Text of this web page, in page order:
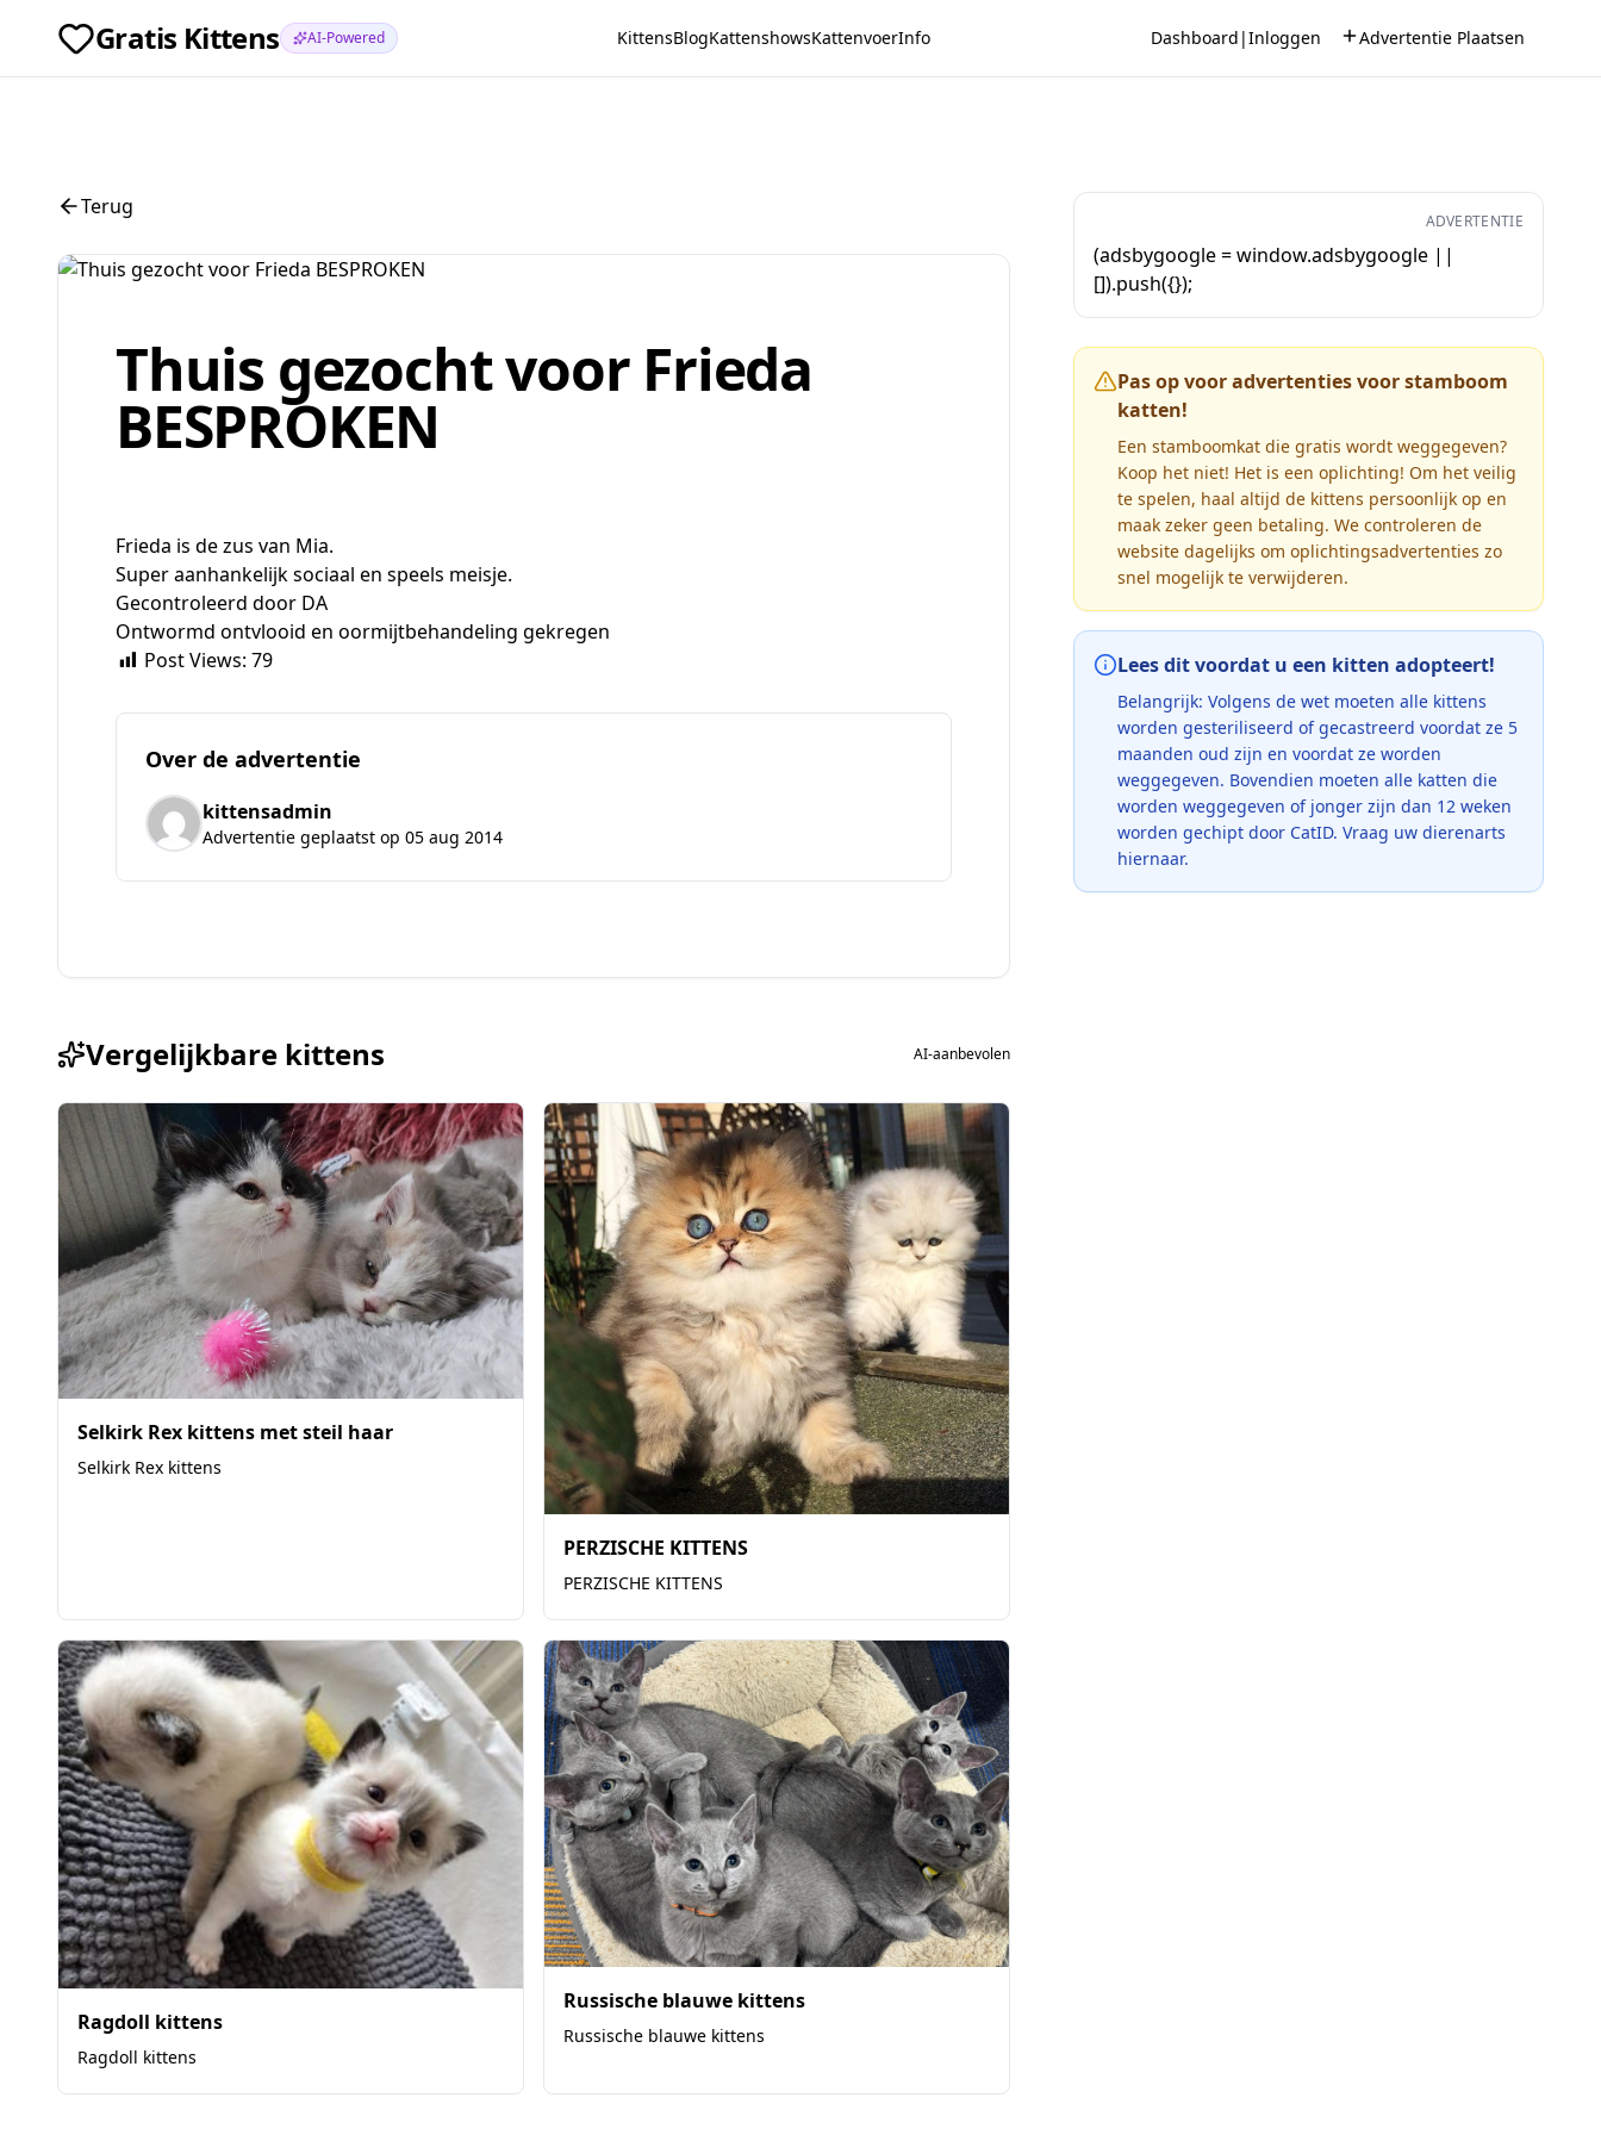
Gratis Kittens AI-Powered KittensBlogKattenshowsKattenvoerInfo Dashboard |Inloggen Advertentie Plaatsen
Terug
Thuis gezocht voor Frieda
BESPROKEN
Frieda is de zus van Mia.
Super aanhankelijk sociaal en speels meisje.
Gecontroleerd door DA
Ontwormd ontvlooid en oormijtbehandeling gekregen
Post Views: 79
Over de advertentie
kittensadmin
Advertentie geplaatst op 05 aug 2014
Vergelijkbare kittens AI-aanbevolen
Selkirk Rex kittens met steil haar
Selkirk Rex kittens
PERZISCHE KITTENS
PERZISCHE KITTENS
Ragdoll kittens
Ragdoll kittens
Russische blauwe kittens
Russische blauwe kittens
ADVERTENTIE
(adsbygoogle = window.adsbygoogle ||
[]).push({});
Pas op voor advertenties voor stamboom
katten!
Een stamboomkat die gratis wordt weggegeven?
Koop het niet! Het is een oplichting! Om het veilig
te spelen, haal altijd de kittens persoonlijk op en
maak zeker geen betaling. We controleren de
website dagelijks om oplichtingsadvertenties zo
snel mogelijk te verwijderen.
Lees dit voordat u een kitten adopteert!
Belangrijk: Volgens de wet moeten alle kittens
worden gesteriliseerd of gecastreerd voordat ze 5
maanden oud zijn en voordat ze worden
weggegeven. Bovendien moeten alle katten die
worden weggegeven of jonger zijn dan 12 weken
worden gechipt door CatID. Vraag uw dierenarts
hiernaar.